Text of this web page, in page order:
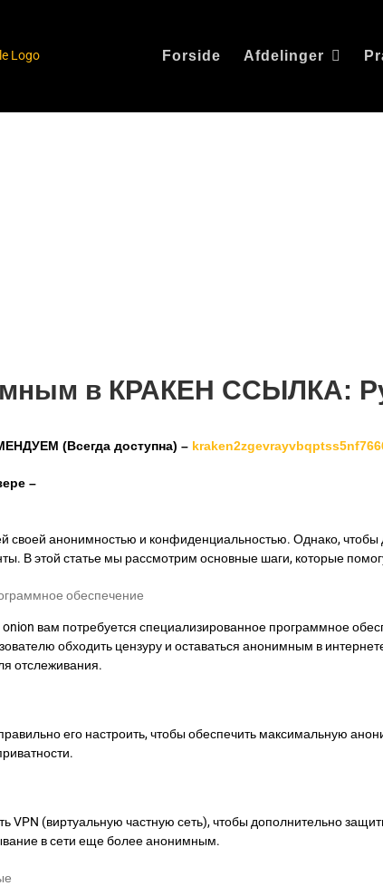
Forside Afdelinger
в КРАКЕН ССЫЛКА:
(Всегда доступна) –
–
своей анонимностью и конфиденциальностью. Однако,
В этой статье мы рассмотрим основные шаги, которые
обеспечение
вам потребуется специализированное программное
обходить цензуру и оставаться анонимным в
отслеживания.
его настроить, чтобы обеспечить максимальную
VPN (виртуальную частную сеть), чтобы дополнительно
в сети еще более анонимным.